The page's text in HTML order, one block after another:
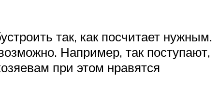
так, как посчитает нужным.
Например, так поступают,
при этом нравятся